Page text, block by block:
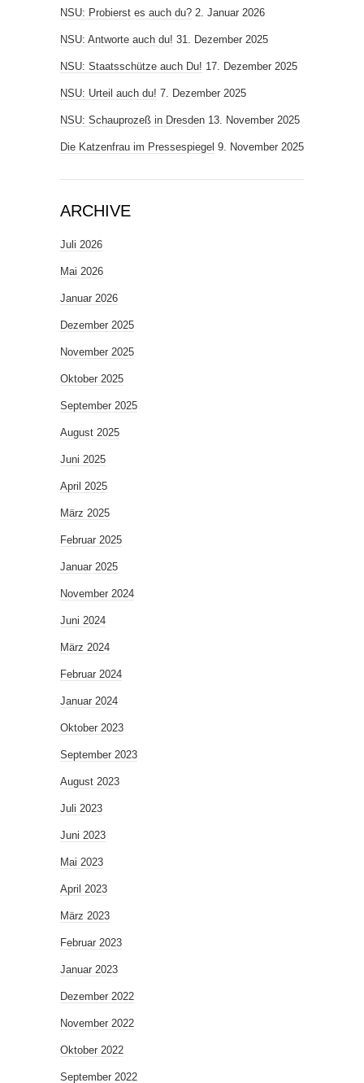
NSU: Probierst es auch du? 2. Januar 2026
NSU: Antworte auch du! 31. Dezember 2025
NSU: Staatsschütze auch Du! 17. Dezember 2025
NSU: Urteil auch du! 7. Dezember 2025
NSU: Schauprozeß in Dresden 13. November 2025
Die Katzenfrau im Pressespiegel 9. November 2025
ARCHIVE
Juli 2026
Mai 2026
Januar 2026
Dezember 2025
November 2025
Oktober 2025
September 2025
August 2025
Juni 2025
April 2025
März 2025
Februar 2025
Januar 2025
November 2024
Juni 2024
März 2024
Februar 2024
Januar 2024
Oktober 2023
September 2023
August 2023
Juli 2023
Juni 2023
Mai 2023
April 2023
März 2023
Februar 2023
Januar 2023
Dezember 2022
November 2022
Oktober 2022
September 2022